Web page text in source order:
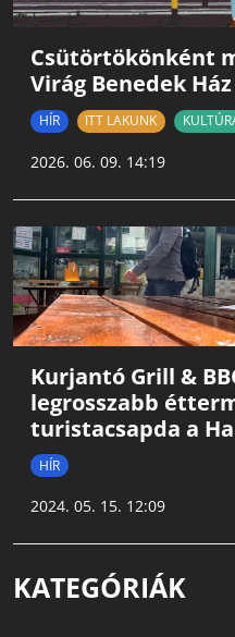
Csütörtökönként
Virág Benedek Ház
HÍR ITT LAKUNK
2026. 06. 09. 14:19
Kurjantó Grill &
legrosszabb
turistacsapda a
HÍR
2024. 05. 15. 12:09
KATEGÓRIÁK